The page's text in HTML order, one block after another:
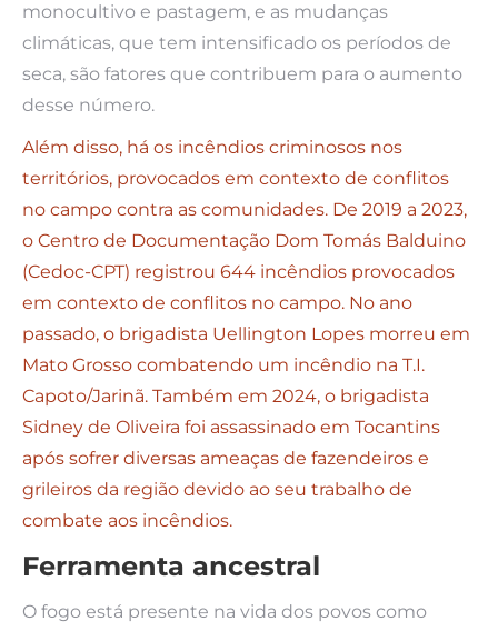
monocultivo e pastagem, e as mudanças
climáticas, que tem intensificado os períodos de
seca, são fatores que contribuem para o aumento
desse número.
Além disso, há os incêndios criminosos nos
territórios, provocados em contexto de conflitos
no campo contra as comunidades. De 2019 a 2023,
o Centro de Documentação Dom Tomás Balduino
(Cedoc-CPT) registrou 644 incêndios provocados
em contexto de conflitos no campo. No ano
passado, o brigadista Uellington Lopes morreu em
Mato Grosso combatendo um incêndio na T.I.
Capoto/Jarinã. Também em 2024, o brigadista
Sidney de Oliveira foi assassinado em Tocantins
após sofrer diversas ameaças de fazendeiros e
grileiros da região devido ao seu trabalho de
combate aos incêndios.
Ferramenta ancestral
O fogo está presente na vida dos povos como